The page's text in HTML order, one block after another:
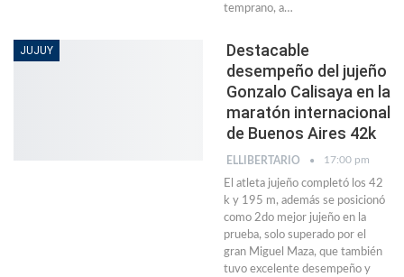
temprano, a…
JUJUY
Destacable
desempeño del jujeño
Gonzalo Calisaya en la
maratón internacional
de Buenos Aires 42k
ELLIBERTARIO 17:00 pm
El atleta jujeño completó los 42
k y 195 m, además se posicionó
como 2do mejor jujeño en la
prueba, solo superado por el
gran Miguel Maza, que también
tuvo excelente desempeño y